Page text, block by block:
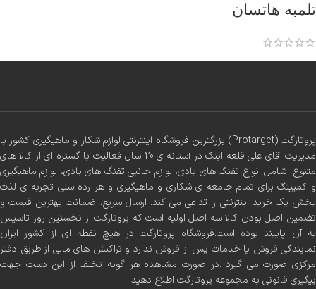
تلمبه هاتسان
پروتارگت (Protarget) بزرگترین فروشگاه اینترنتی لوازم شکار و ماهیگیری کشور با
مدیریت آقای علی قلعه اینک در آستانه ی 20 سال فعالیت با گستره ای از کالا های
متنوع شامل انواع تفنگ های بادی، لوازم جانبی تفنگ های بادی، لوازم ماهیگیری
و کمپینگ برای تمام جامعه ی شکاری و ماهیگیری و هر رده سنی تجربه ی لذت
بخش یک خرید اینترنتی را تداعی می کند. ارسال سریع، ضمانت بهترین قیمت و
تضمین اصل بودن کالا سه اصل اولیه است که پروتارگت از نخستین روز تاسیس
به آن پایبند بوده است.فروشگاه پروتارگت در هیچ نقطه ای از کشور ایران
نمایندگی فروش یا خدمات پس از فروش ندارد و تراکنش های مالی از طریق دفتر
مرکزی صورت می گیرد .در صورت مشاهده هر گونه تخلف از این دست جهت
پیگیری قانونی به مجموعه پروتارگت اطلاع دهید.